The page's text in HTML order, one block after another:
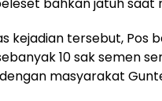
kejadian tersebut, Pos
10 sak semen
masyarakat